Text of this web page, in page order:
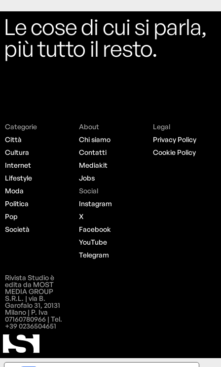
Le cose di cui si parla,
più tutto il resto.
Categorie
Città
Cultura
Internet
Lifestyle
Moda
Politica
Pop
Società
About
Chi siamo
Contatti
Mediakit
Jobs
Social
Instagram
X
Facebook
YouTube
Telegram
Legal
Privacy Policy
Cookie Policy
Rivista Studio è
edita da MOST
MEDIA GROUP
S.R.L. | via B.
Garofalo 31, 20131
Milano | P. Iva
07160780966 | Tel.
+39 0236504651